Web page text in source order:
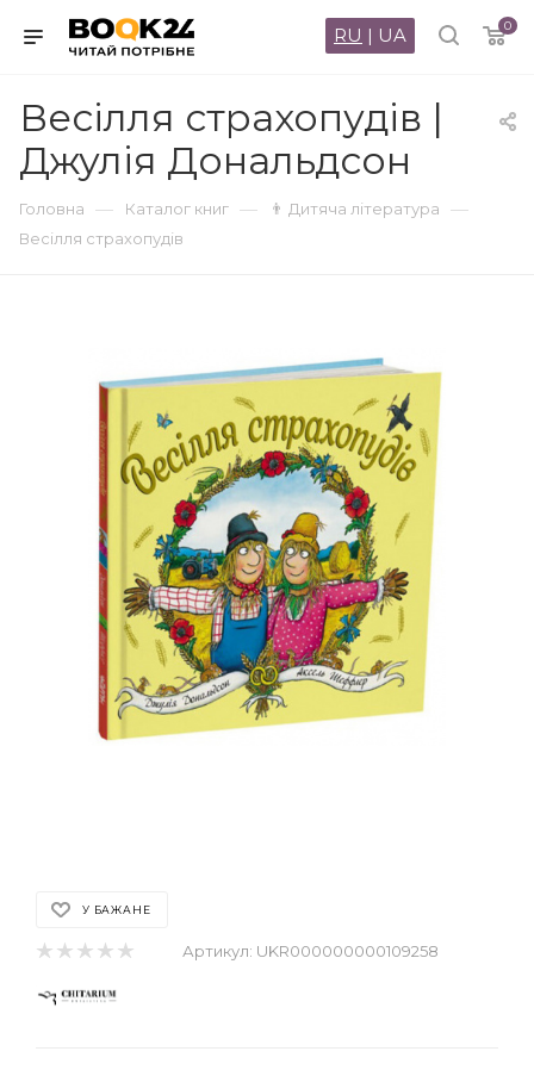
0
RU | UA
Весілля страхопудів |
Джулія Дональдсон
Головна — Каталог книг — 👨 Дитяча література —
Весілля страхопудів
У БАЖАНЕ
Артикул: UKR000000000109258